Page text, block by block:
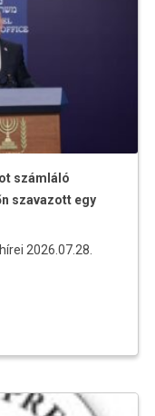
számláló
szavazott egy
2026.07.28.